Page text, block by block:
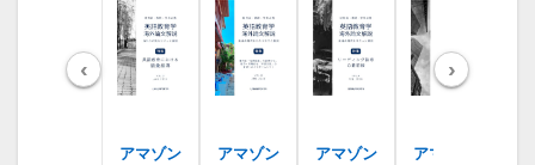
‹
アマゾン
アマゾン
アマゾン
アマゾン
›